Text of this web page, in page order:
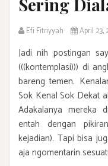
Sering
Efi Fitriyyah April 23,
Jadi nih postingan
(((kontemplasi))) di
bareng temen.
Sok Kenal Sok Dekat
Adakalanya mereka
entah dengan
kejadian). Tapi bisa
aja ngomentarin